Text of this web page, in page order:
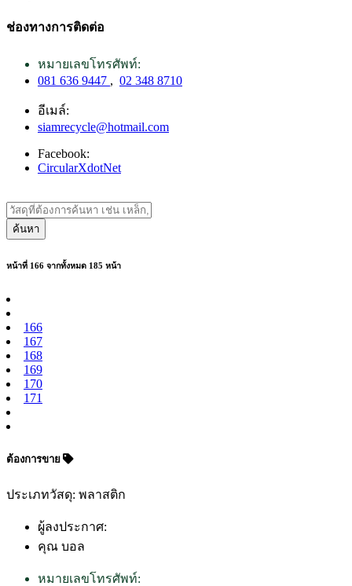
ช่องทางการติดต่อ
หมายเลขโทรศัพท์:
081 636 9447 , 02 348 8710
อีเมล์:
siamrecycle@hotmail.com
Facebook:
CircularXdotNet
ค้นหา
หน้าที่ 166 จากทั้งหมด 185 หน้า
166
167
168
169
170
171
ต้องการขาย
ประเภทวัสดุ: พลาสติก
ผู้ลงประกาศ:
คุณ บอล
หมายเลขโทรศัพท์: